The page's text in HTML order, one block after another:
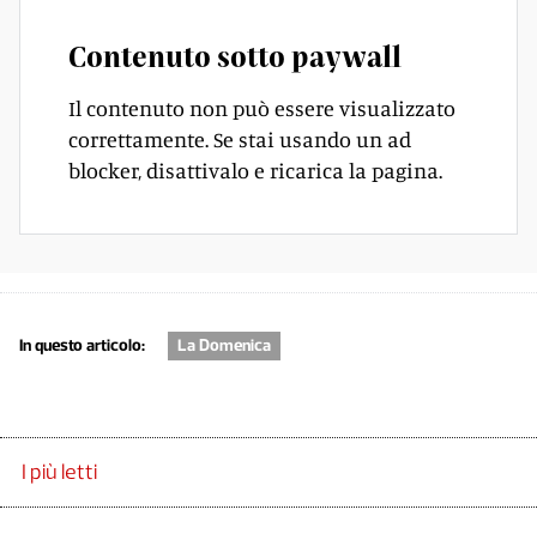
Contenuto sotto paywall
Il contenuto non può essere visualizzato
correttamente. Se stai usando un ad
blocker, disattivalo e ricarica la pagina.
In questo articolo: La Domenica
I più letti